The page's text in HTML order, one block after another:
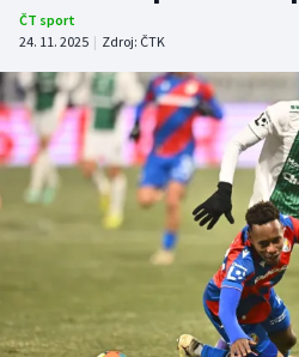
Atletika
Cyklistika
DALŠÍ SPORTY
Americký fotbal
Baseball a softbal
Basketbal
NEPŘEHLÉDNĚTE
Historické návraty
ČT sport
24. 11. 2025 | Zdroj: ČTK